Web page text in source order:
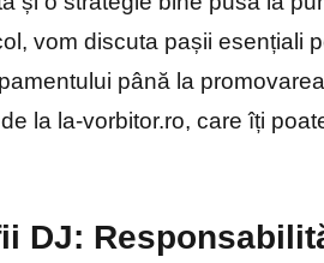
vom discuta pașii esențiali
până la
la la-vorbitor.ro, care îți
DJ: